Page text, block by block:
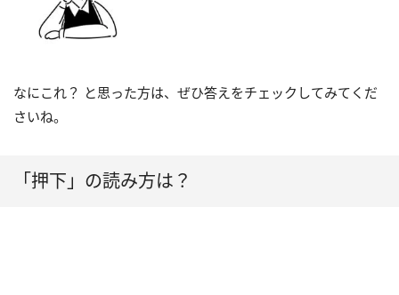
なにこれ？ と思った方は、ぜひ答えをチェックしてみてくだ
さいね。
「押下」の読み方は？